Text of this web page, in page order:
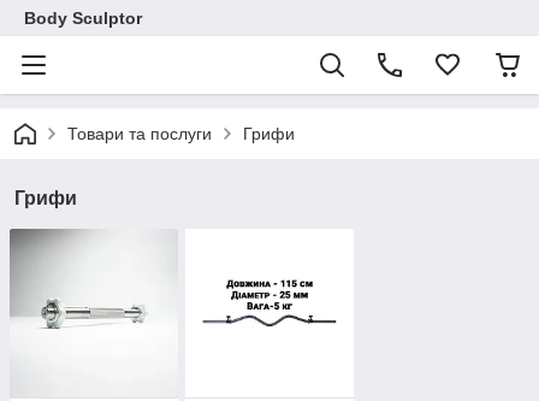
Body Sculptor
Товари та послуги Грифи
Грифи